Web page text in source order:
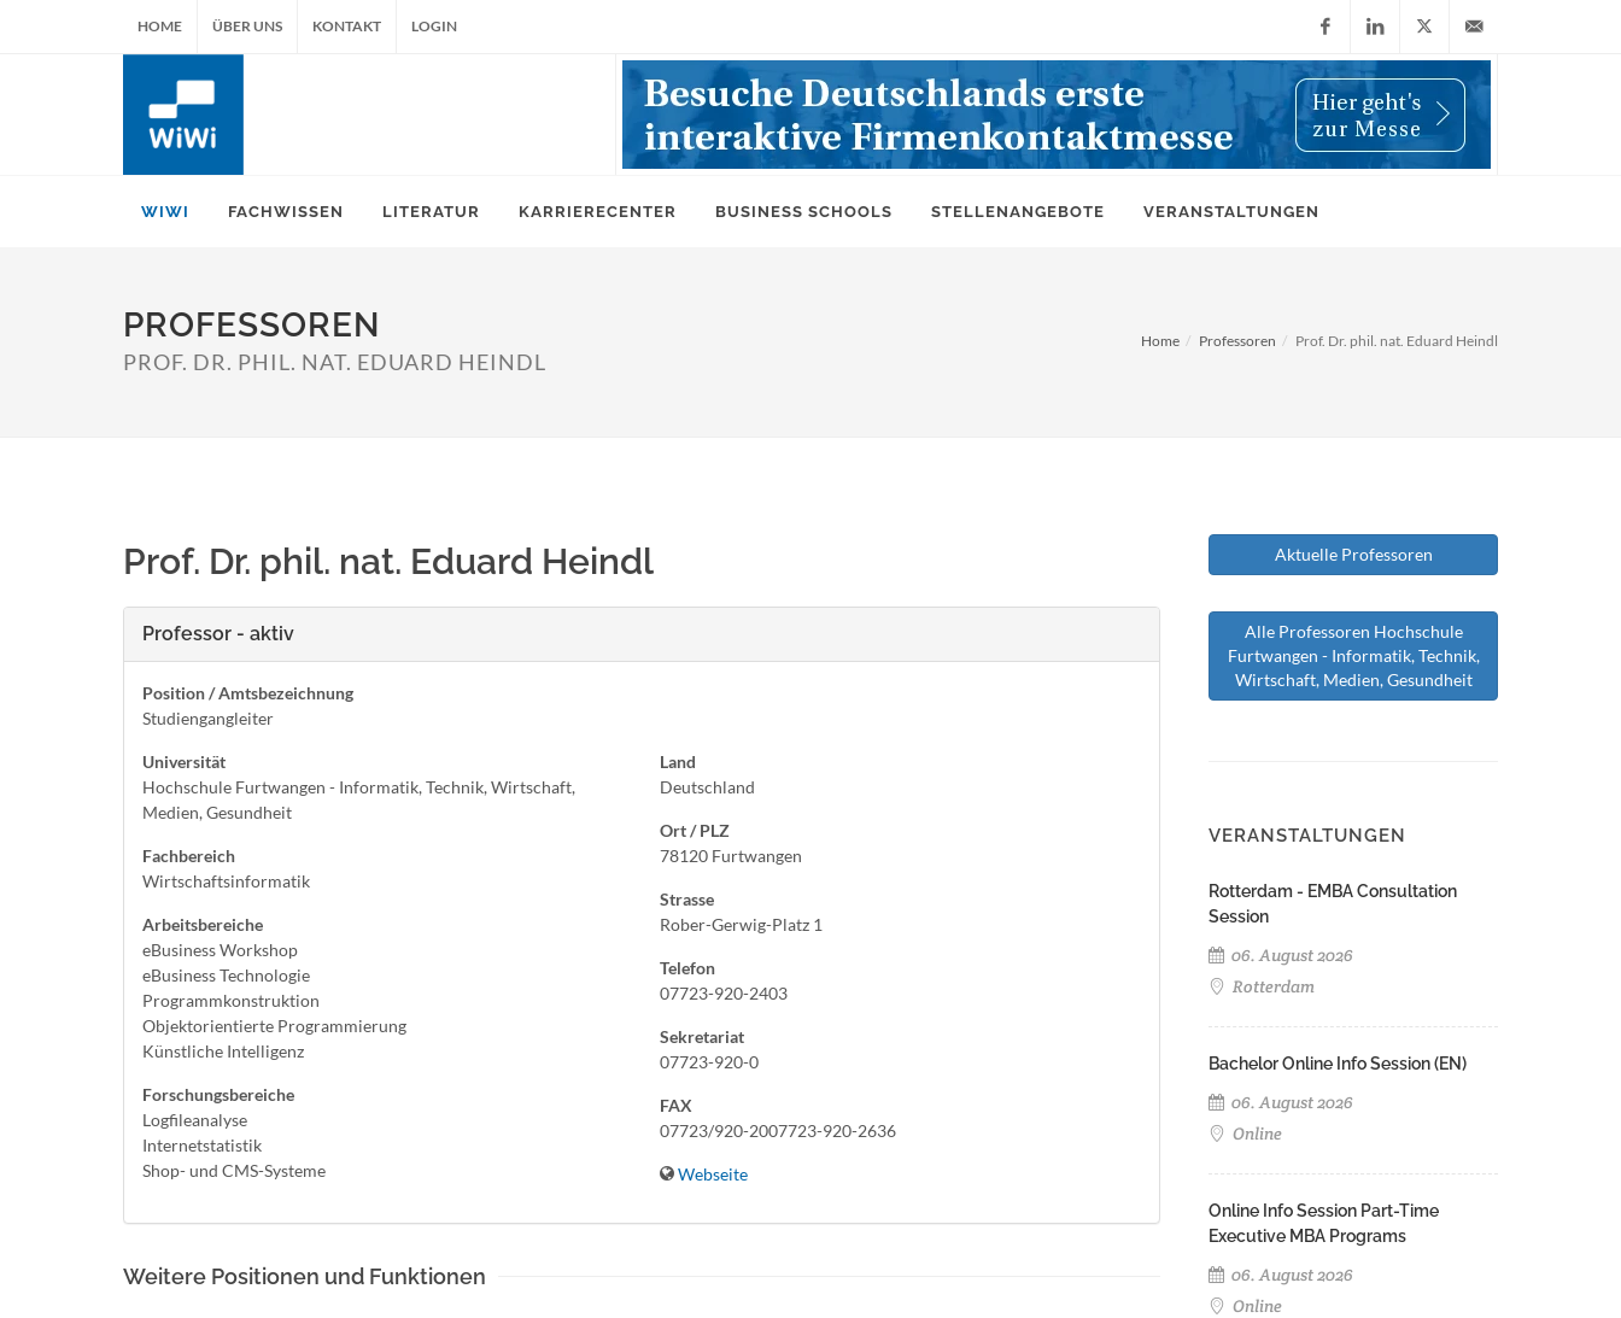
HOME ÜBER UNS KONTAKT LOGIN
FacebookLinkedIn
X
(Twitter)
info@wiwi-
WIWI FACHWISSEN LITERATUR KARRIERECENTER BUSINESS SCHOOLS STELLENANGEBOTE VERANSTALTUNGEN
PROFESSOREN
PROF. DR. PHIL. NAT. EDUARD HEINDL
Home Professoren Prof. Dr. phil. nat. Eduard Heindl
Prof. Dr. phil. nat. Eduard Heindl
Professor - aktiv
Position / Amtsbezeichnung
Studiengangleiter
Universität
Hochschule Furtwangen - Informatik, Technik, Wirtschaft,
Medien, Gesundheit
Fachbereich
Wirtschaftsinformatik
Arbeitsbereiche
eBusiness Workshop
eBusiness Technologie
Programmkonstruktion
Objektorientierte Programmierung
Künstliche Intelligenz
Forschungsbereiche
Logfileanalyse
Internetstatistik
Shop- und CMS-Systeme
Land
Deutschland
Ort / PLZ
78120 Furtwangen
Strasse
Rober-Gerwig-Platz 1
Telefon
07723-920-2403
Sekretariat
07723-920-0
FAX
07723/920-2007723-920-2636
Webseite
Weitere Positionen und Funktionen
Aktuelle Professoren
Alle Professoren Hochschule
Furtwangen - Informatik, Technik,
Wirtschaft, Medien, Gesundheit
VERANSTALTUNGEN
Rotterdam - EMBA Consultation
Session
06. August 2026
Rotterdam
Bachelor Online Info Session (EN)
06. August 2026
Online
Online Info Session Part-Time
Executive MBA Programs
06. August 2026
Online